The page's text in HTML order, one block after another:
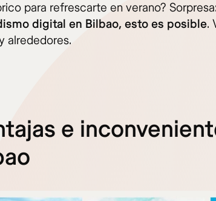
para refrescarte en verano? Sorpresa:
digital en Bilbao, esto es posible.
alrededores.
e